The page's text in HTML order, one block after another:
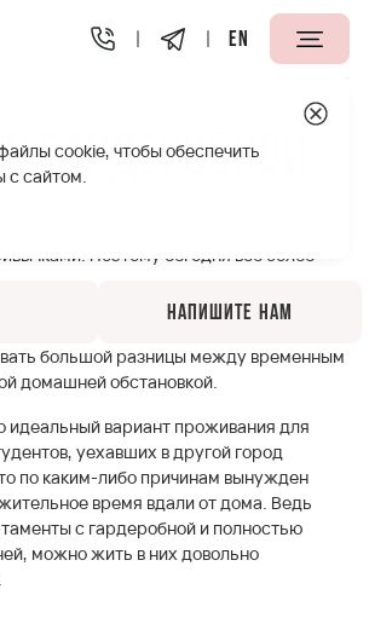
EN
гардеробной
надолго, не хочется расставаться с
нас вещами и годами
Поэтому сегодня все более
полностью благоустроенной
большой разницы между временным
домашней обстановкой.
идеальный вариант проживания для
уехавших в другой город
по каким-либо причинам вынужден
время вдали от дома. Ведь
с гардеробной и полностью
можно жить в них довольно
cookie, чтобы обеспечить
с сайтом.
Напишите нам